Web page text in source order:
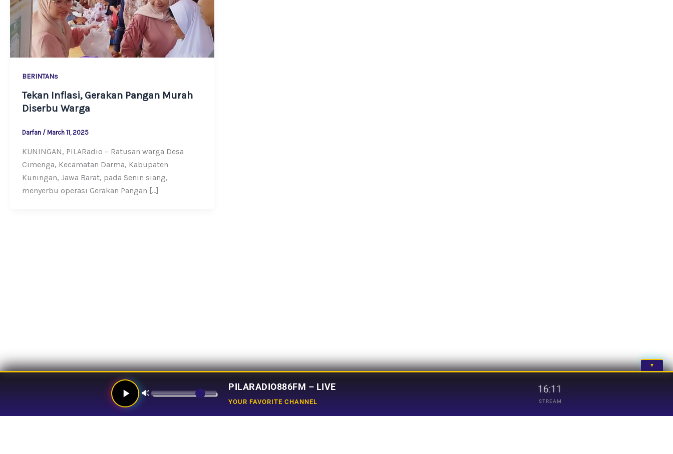
BERINTANs
Tekan Inflasi, Gerakan Pangan Murah
Diserbu Warga
Darfan / March 11, 2025
KUNINGAN, PILARadio – Ratusan warga Desa
Cimenga, Kecamatan Darma, Kabupaten
Kuningan, Jawa Barat, pada Senin siang,
menyerbu operasi Gerakan Pangan […]
▼
🔊
PILARADIO886FM – LIVE
YOUR FAVORITE CHANNEL
16:11
STREAM